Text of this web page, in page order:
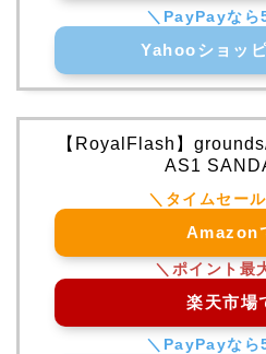
Yahooショッ
【RoyalFlash】
AS1
Amazon
楽天市場